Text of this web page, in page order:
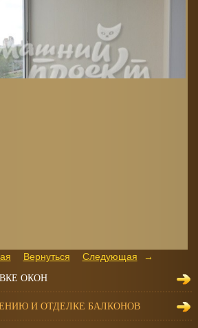
Вернуться Следующая
ОКОН
И ОТДЕЛКЕ БАЛКОНОВ